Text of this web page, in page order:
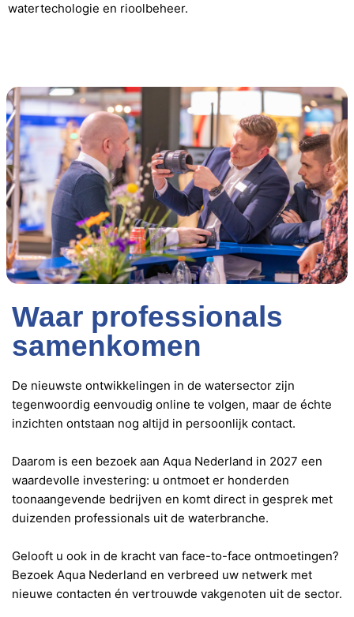
watertechologie en rioolbeheer.
Waar professionals
samenkomen
De nieuwste ontwikkelingen in de watersector zijn
tegenwoordig eenvoudig online te volgen, maar de échte
inzichten ontstaan nog altijd in persoonlijk contact.
Daarom is een bezoek aan Aqua Nederland in 2027 een
waardevolle investering: u ontmoet er honderden
toonaangevende bedrijven en komt direct in gesprek met
duizenden professionals uit de waterbranche.
Gelooft u ook in de kracht van face-to-face ontmoetingen?
Bezoek Aqua Nederland en verbreed uw netwerk met
nieuwe contacten én vertrouwde vakgenoten uit de sector.